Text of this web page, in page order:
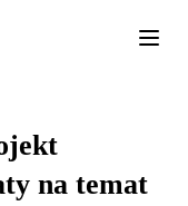
na temat